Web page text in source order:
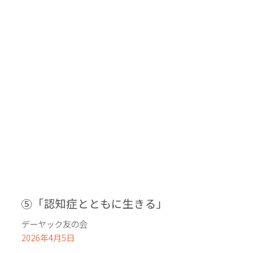
⑤「認知症とともに生きる」
デーヤック友の会
2026年4月5日